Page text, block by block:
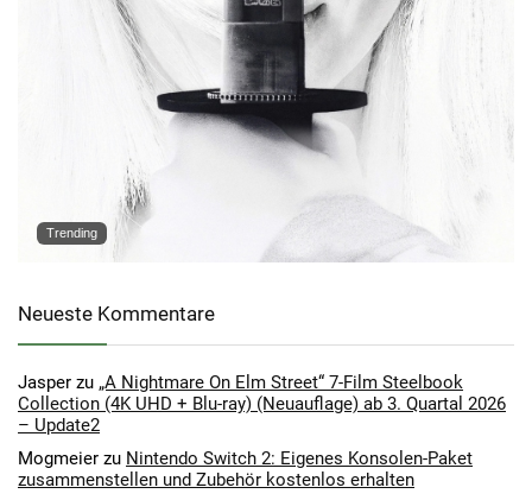
Trending
Neueste Kommentare
Jasper zu „A Nightmare On Elm Street“ 7-Film Steelbook
Collection (4K UHD + Blu-ray) (Neuauflage) ab 3. Quartal 2026
– Update2
Mogmeier zu Nintendo Switch 2: Eigenes Konsolen-Paket
zusammenstellen und Zubehör kostenlos erhalten